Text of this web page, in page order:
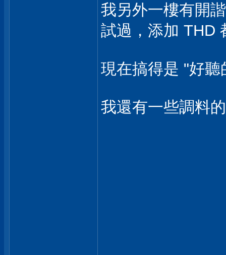
我另外一樓有開
試過，添加 THD
現在搞得是 "好聽
我還有一些調料